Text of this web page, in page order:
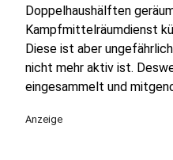
Doppelhaushälften
Kampfmittelräumdienst
Diese ist aber
nicht mehr aktiv ist.
eingesammelt und
Anzeige